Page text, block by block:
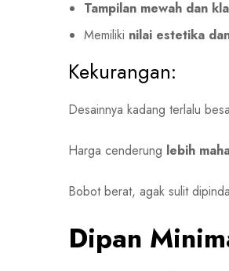
Tampilan mewah dan
Memiliki nilai estetika
Kekurangan:
Desainnya kadang terlalu
Harga cenderung lebih
Bobot berat, agak sulit
Dipan